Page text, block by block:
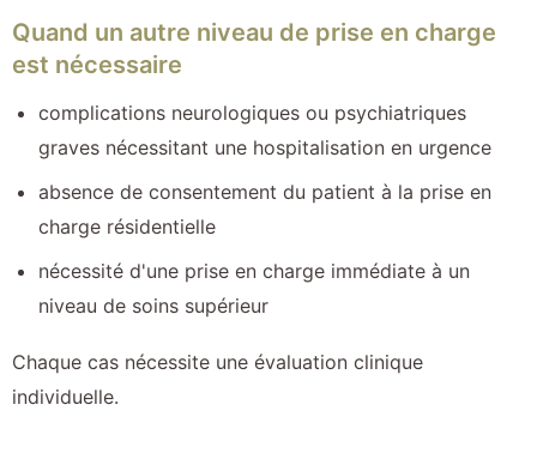
Quand un autre niveau de prise en charge
est nécessaire
complications neurologiques ou psychiatriques
graves nécessitant une hospitalisation en urgence
absence de consentement du patient à la prise en
charge résidentielle
nécessité d'une prise en charge immédiate à un
niveau de soins supérieur
Chaque cas nécessite une évaluation clinique
individuelle.